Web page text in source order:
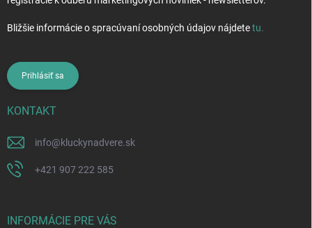
Bližšie informácie o spracúvaní osobných údajov nájdetetu.
Prihlásiť sa
KONTAKT
info@kluckynadvere.sk
+421 907 222 585
INFORMÁCIE PRE VÁS